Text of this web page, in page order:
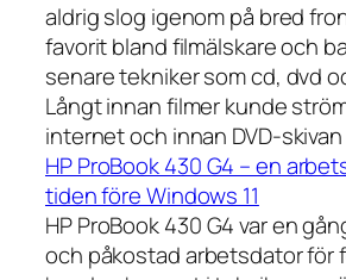
aldrig slog igenom på bred
favorit bland filmälskare och
senare tekniker som cd, dvd
Långt innan filmer kunde
internet och innan DVD-
HP ProBook 430 G4 – en
tiden före Windows 11
HP ProBook 430 G4 var en
och påkostad arbetsdator för